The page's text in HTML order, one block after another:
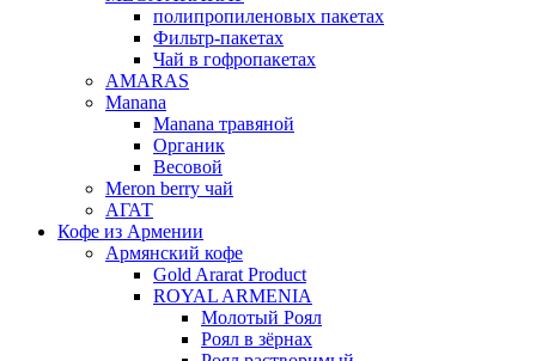
полипропиленовых пакетах
Фильтр-пакетах
Чай в гофропакетах
AMARAS
Manana
Manana травяной
Органик
Весовой
Meron berry чай
АГАТ
Кофе из Армении
Армянский кофе
Gold Ararat Product
ROYAL ARMENIA
Молотый Роял
Роял в зёрнах